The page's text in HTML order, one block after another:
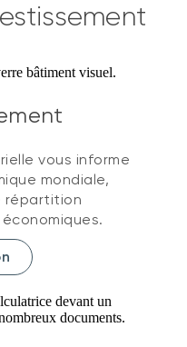
vous informe
mondiale,
répartition